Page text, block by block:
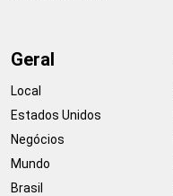
Geral
Local
Estados Unidos
Negócios
Mundo
Brasil